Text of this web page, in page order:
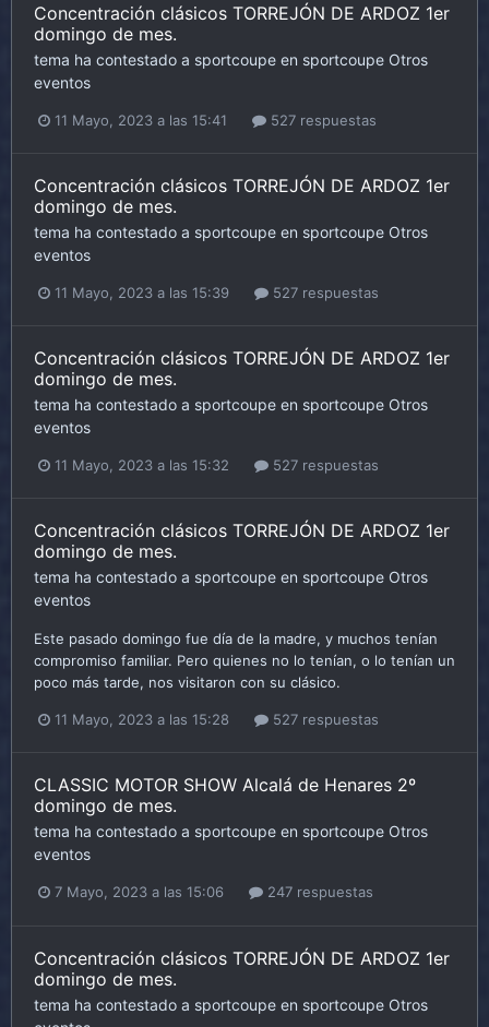
Concentración clásicos TORREJÓN DE ARDOZ 1er
domingo de mes.
tema ha contestado a sportcoupe en sportcoupe Otros
eventos
11 Mayo, 2023 a las 15:41 527 respuestas
Concentración clásicos TORREJÓN DE ARDOZ 1er
domingo de mes.
tema ha contestado a sportcoupe en sportcoupe Otros
eventos
11 Mayo, 2023 a las 15:39 527 respuestas
Concentración clásicos TORREJÓN DE ARDOZ 1er
domingo de mes.
tema ha contestado a sportcoupe en sportcoupe Otros
eventos
11 Mayo, 2023 a las 15:32 527 respuestas
Concentración clásicos TORREJÓN DE ARDOZ 1er
domingo de mes.
tema ha contestado a sportcoupe en sportcoupe Otros
eventos
Este pasado domingo fue día de la madre, y muchos tenían
compromiso familiar. Pero quienes no lo tenían, o lo tenían un
poco más tarde, nos visitaron con su clásico.
11 Mayo, 2023 a las 15:28 527 respuestas
CLASSIC MOTOR SHOW Alcalá de Henares 2º
domingo de mes.
tema ha contestado a sportcoupe en sportcoupe Otros
eventos
7 Mayo, 2023 a las 15:06 247 respuestas
Concentración clásicos TORREJÓN DE ARDOZ 1er
domingo de mes.
tema ha contestado a sportcoupe en sportcoupe Otros